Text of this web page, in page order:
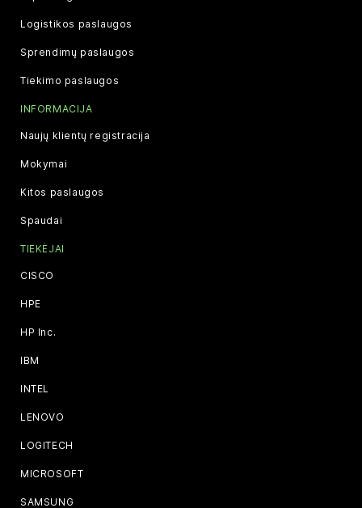
Logistikos paslaugos
Sprendimų paslaugos
Tiekimo paslaugos
INFORMACIJA
Naujų klientų registracija
Mokymai
Kitos paslaugos
Spaudai
TIEKĖJAI
CISCO
HPE
HP Inc.
IBM
INTEL
LENOVO
LOGITECH
MICROSOFT
SAMSUNG